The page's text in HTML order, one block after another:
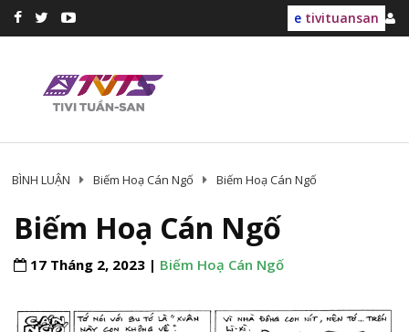
e tivituansan
BÌNH LUẬN Biếm Hoạ Cán Ngố Biếm Hoạ Cán Ngố
Biếm Hoạ Cán Ngố
17 Tháng 2, 2023 | Biếm Hoạ Cán Ngố